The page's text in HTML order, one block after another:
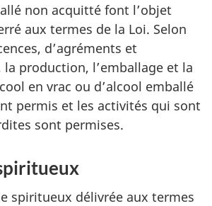
non acquitté font l’objet
aux termes de la Loi. Selon
d’agréments et
la production, l’emballage et la
en vrac ou d’alcool emballé
permis et les activités qui sont
sont permises.
spiritueux délivrée aux termes